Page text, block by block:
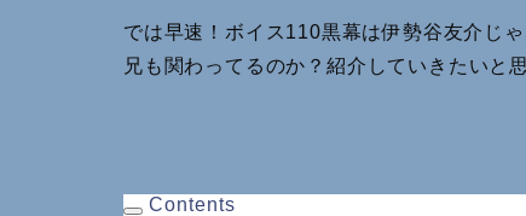
では早速！ボイス110黒幕は伊勢谷友介じ
兄も関わってるのか？紹介していきたいと
Contents